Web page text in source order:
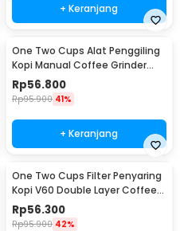
+ Keranjang
One Two Cups Alat Penggiling
Kopi Manual Coffee Grinder
160ml - CF012
Rp56.800
Rp95.900 41%
+ Keranjang
One Two Cups Filter Penyaring
Kopi V60 Double Layer Coffee
Filter - FS-40S
Rp56.300
Rp95.900 42%